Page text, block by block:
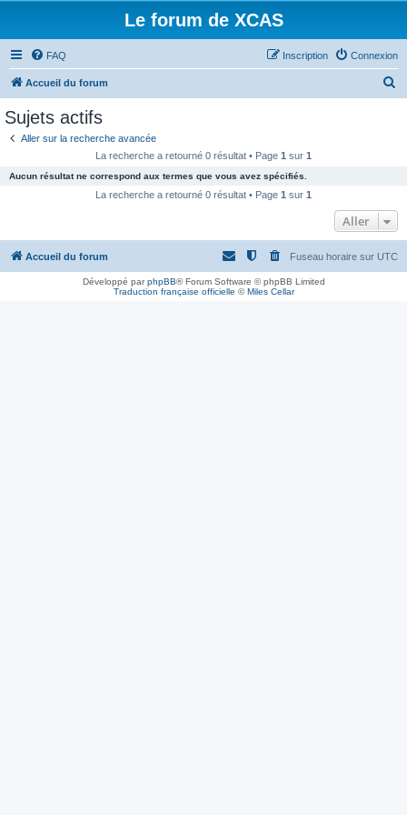
Le forum de XCAS
FAQ Connexion
Inscription
Accueil du forum
c
e
Sujets actifs
Aller sur la recherche avancée
La recherche a retourné 0 résultat • Page 1 sur 1
Aucun résultat ne correspond aux termes que vous avez spécifiés.
La recherche a retourné 0 résultat • Page 1 sur 1
Aller
Accueil du forum Fuseau horaire sur UTC
Développé parphpBB® Forum Software © phpBB Limited
Traduction française officielle ©Miles Cellar